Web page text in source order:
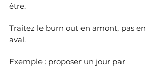
être.
Traitez le burn out en amont, pas en
aval.
Exemple : proposer un jour par